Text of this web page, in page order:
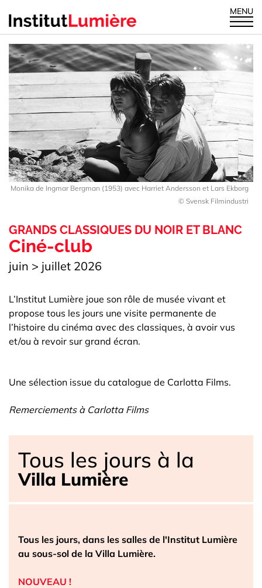
MENU
Monika de Ingmar Bergman (1953) avec Harriet Andersson et Lars Ekborg
© Svensk Filmindustri
GRANDS CLASSIQUES DU NOIR ET BLANC
Ciné-club
juin > juillet 2026
L’Institut Lumière joue son rôle de musée vivant et
propose tous les jours une visite permanente de
l’histoire du cinéma avec des classiques, à avoir vus
et/ou à revoir sur grand écran.
Une sélection issue du catalogue de Carlotta Films.
Remerciements à Carlotta Films
Tous les jours à la
Villa Lumière
Tous les jours, dans les salles de l'Institut Lumière
au sous-sol de la Villa Lumière.
NOUVEAU !